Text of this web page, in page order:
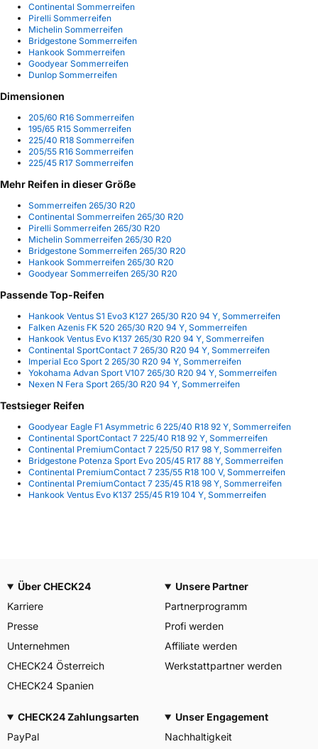
Continental Sommerreifen
Pirelli Sommerreifen
Michelin Sommerreifen
Bridgestone Sommerreifen
Hankook Sommerreifen
Goodyear Sommerreifen
Dunlop Sommerreifen
Dimensionen
205/60 R16 Sommerreifen
195/65 R15 Sommerreifen
225/40 R18 Sommerreifen
205/55 R16 Sommerreifen
225/45 R17 Sommerreifen
Mehr Reifen in dieser Größe
Sommerreifen 265/30 R20
Continental Sommerreifen 265/30 R20
Pirelli Sommerreifen 265/30 R20
Michelin Sommerreifen 265/30 R20
Bridgestone Sommerreifen 265/30 R20
Hankook Sommerreifen 265/30 R20
Goodyear Sommerreifen 265/30 R20
Passende Top-Reifen
Hankook Ventus S1 Evo3 K127 265/30 R20 94 Y, Sommerreifen
Falken Azenis FK 520 265/30 R20 94 Y, Sommerreifen
Hankook Ventus Evo K137 265/30 R20 94 Y, Sommerreifen
Continental SportContact 7 265/30 R20 94 Y, Sommerreifen
Imperial Eco Sport 2 265/30 R20 94 Y, Sommerreifen
Yokohama Advan Sport V107 265/30 R20 94 Y, Sommerreifen
Nexen N Fera Sport 265/30 R20 94 Y, Sommerreifen
Testsieger Reifen
Goodyear Eagle F1 Asymmetric 6 225/40 R18 92 Y, Sommerreifen
Continental SportContact 7 225/40 R18 92 Y, Sommerreifen
Continental PremiumContact 7 225/50 R17 98 Y, Sommerreifen
Bridgestone Potenza Sport Evo 205/45 R17 88 Y, Sommerreifen
Continental PremiumContact 7 235/55 R18 100 V, Sommerreifen
Continental PremiumContact 7 235/45 R18 98 Y, Sommerreifen
Hankook Ventus Evo K137 255/45 R19 104 Y, Sommerreifen
Über CHECK24
Karriere
Presse
Unternehmen
CHECK24 Österreich
CHECK24 Spanien
Unsere Partner
Partnerprogramm
Profi werden
Affiliate werden
Werkstattpartner werden
CHECK24 Zahlungsarten
PayPal
Unser Engagement
Nachhaltigkeit